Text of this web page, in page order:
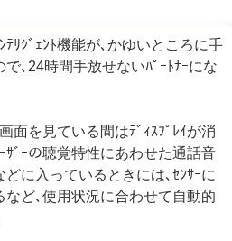
ﾘｼﾞｪﾝﾄ機能が､かゆいところに手
､24時間手放せないﾊﾟｰﾄﾅｰにな
面を見ている間はﾃﾞｨｽﾌﾟﾚｲが消
ｻﾞｰの聴覚特性にあわせた通話音
どに入っているときには､ｾﾝｻｰに
など､使用状況に合わせて自動的